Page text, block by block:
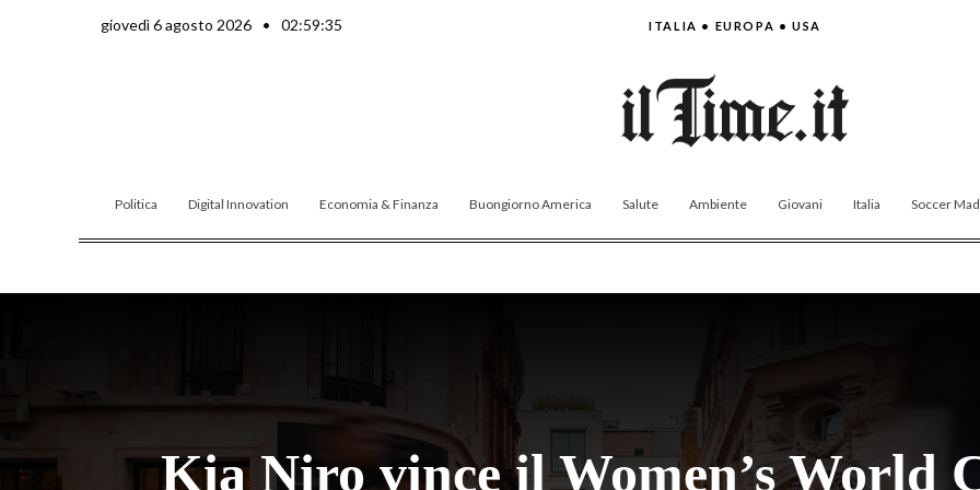
giovedì 6 agosto 2026 • 02:59:36 ITALIA • EUROPA • USA
Politica Digital Innovation Economia & Finanza Buongiorno America Salute Ambiente Giovani Italia Soccer
Kia Niro vince il Women’s World